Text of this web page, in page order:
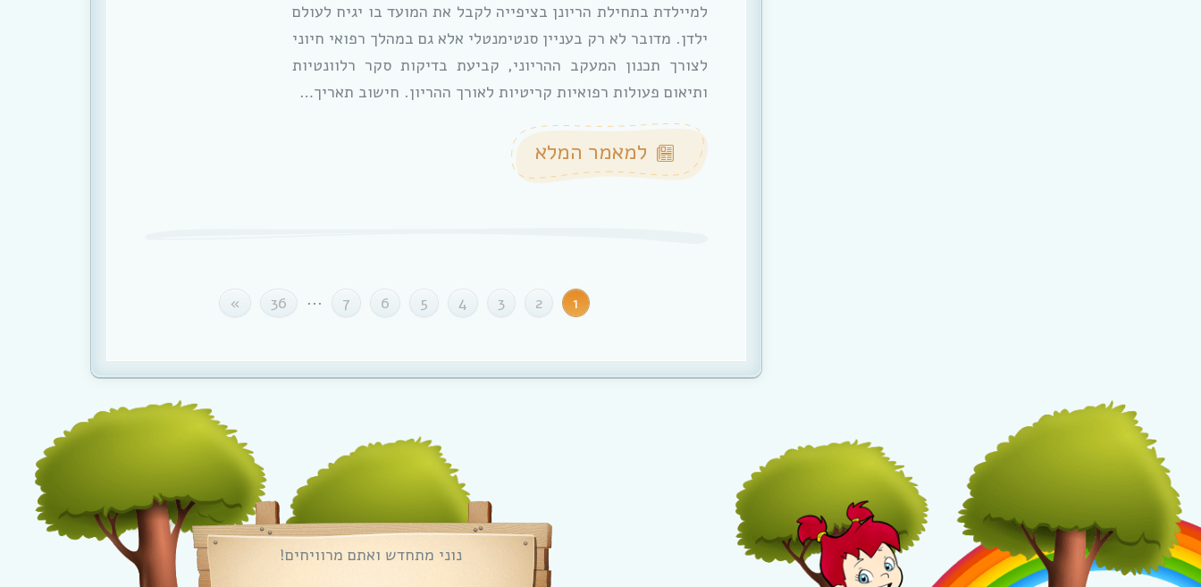
למיילדת בתחילת הריונן בציפייה לקבל את המועד בו יגיח לעולם
ילדן. מדובר לא רק בעניין סנטימנטלי אלא גם במהלך רפואי חיוני
לצורך תכנון המעקב ההריוני, קביעת בדיקות סקר רלוונטיות
ותיאום פעולות רפואיות קריטיות לאורך ההריון. חישוב תאריך…
למאמר המלא
1
2
3
4
5
6
7
...
36
»
נוני מתחדש ואתם מרוויחים!